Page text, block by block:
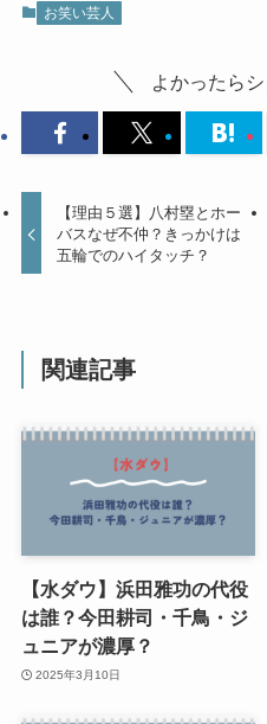
お笑い芸人
よかったら
【理由５選】八村塁とホー
バスなぜ不仲？きっかけは
五輪でのハイタッチ？
関連記事
【水ダウ】浜田雅功の代役
は誰？今田耕司・千鳥・ジ
ュニアが濃厚？
2025年3月10日